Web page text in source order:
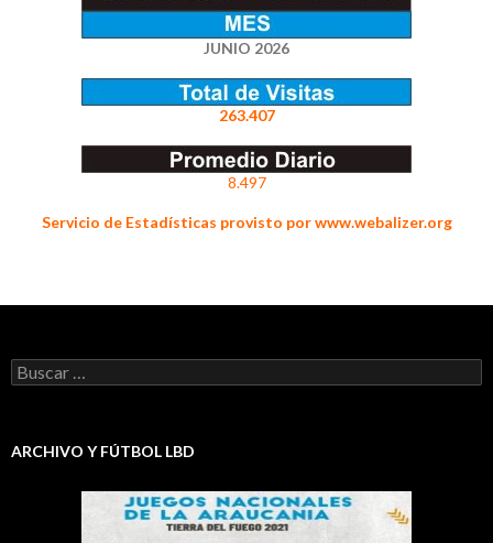
JUNIO 2026
263.407
8.497
Servicio de Estadísticas provisto por www.webalizer.org
Buscar:
ARCHIVO Y FÚTBOL LBD